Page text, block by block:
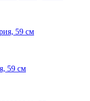
59 см